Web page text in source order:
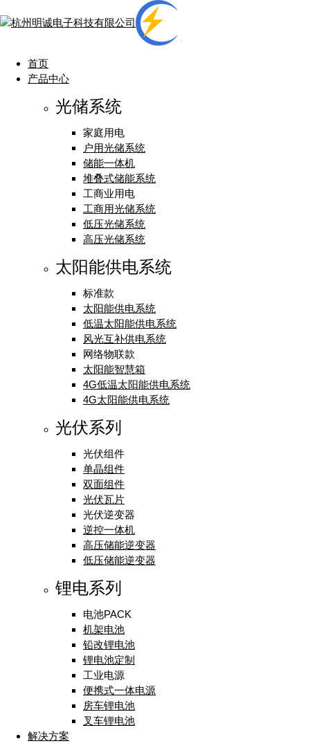
首页
产品中心
光储系统
家庭用电
户用光储系统
储能一体机
堆叠式储能系统
工商业用电
工商用光储系统
低压光储系统
高压光储系统
太阳能供电系统
标准款
太阳能供电系统
低温太阳能供电系统
风光互补供电系统
网络物联款
太阳能智慧箱
4G低温太阳能供电系统
4G太阳能供电系统
光伏系列
光伏组件
单晶组件
双面组件
光伏瓦片
光伏逆变器
逆控一体机
高压储能逆变器
低压储能逆变器
锂电系列
电池PACK
机架电池
铅改锂电池
锂电池定制
工业电源
便携式一体电源
房车锂电池
叉车锂电池
解决方案